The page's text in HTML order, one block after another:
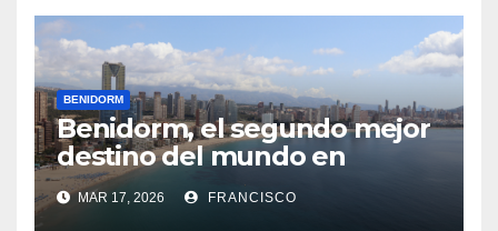
BENIDORM
Benidorm, el segundo mejor
destino del mundo en
recuperarse de la pandemia
MAR 17, 2026 FRANCISCO